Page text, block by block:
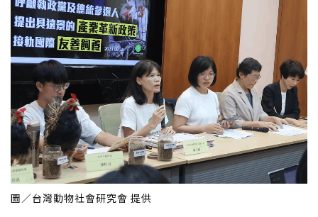
圖／台灣動物社會研究會 提供